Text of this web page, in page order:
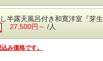
いたします。
※夕食の最終開始時間は
向 付 刺身湯葉
進 肴 加賀丸芋蕎麦サ
焼 物 大根ステーキ
強 肴 季節野菜天婦羅
半露天風呂付き和寛洋室『芽
27,500円～ /人
み価格です。